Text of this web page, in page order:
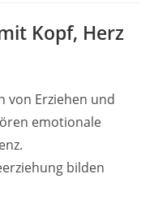
Kopf, Herz
von Erziehen und
emotionale
bilden